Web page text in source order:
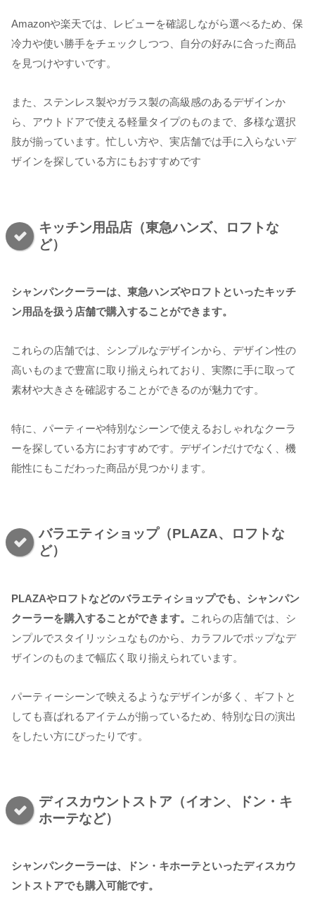
Amazonや楽天では、レビューを確認しながら選べるため、保
冷力や使い勝手をチェックしつつ、自分の好みに合った商品
を見つけやすいです。
また、ステンレス製やガラス製の高級感のあるデザインか
ら、アウトドアで使える軽量タイプのものまで、多様な選択
肢が揃っています。忙しい方や、実店舗では手に入らないデ
ザインを探している方にもおすすめです
キッチン用品店（東急ハンズ、ロフトな
ど）
シャンパンクーラーは、東急ハンズやロフトといったキッチ
ン用品を扱う店舗で購入することができます。
これらの店舗では、シンプルなデザインから、デザイン性の
高いものまで豊富に取り揃えられており、実際に手に取って
素材や大きさを確認することができるのが魅力です。
特に、パーティーや特別なシーンで使えるおしゃれなクーラ
ーを探している方におすすめです。デザインだけでなく、機
能性にもこだわった商品が見つかります。
バラエティショップ（PLAZA、ロフトな
ど）
PLAZAやロフトなどのバラエティショップでも、シャンパン
クーラーを購入することができます。
これらの店舗では、シ
ンプルでスタイリッシュなものから、カラフルでポップなデ
ザインのものまで幅広く取り揃えられています。
パーティーシーンで映えるようなデザインが多く、ギフトと
しても喜ばれるアイテムが揃っているため、特別な日の演出
をしたい方にぴったりです。
ディスカウントストア（イオン、ドン・キ
ホーテなど）
シャンパンクーラーは、ドン・キホーテといったディスカウ
ントストアでも購入可能です。